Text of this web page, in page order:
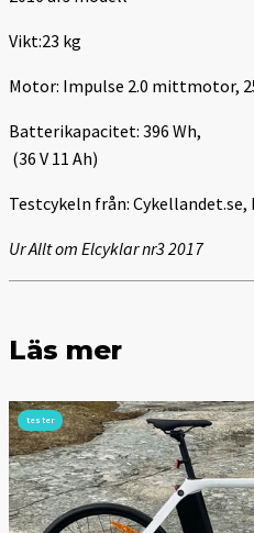
Vikt:23 kg
Motor: Impulse 2.0 mittmotor,
Batterikapacitet: 396 Wh,
(36 V 11 Ah)
Testcykeln från: Cykellandet.se,
Ur Allt om Elcyklar nr3 2017
Läs mer
tester